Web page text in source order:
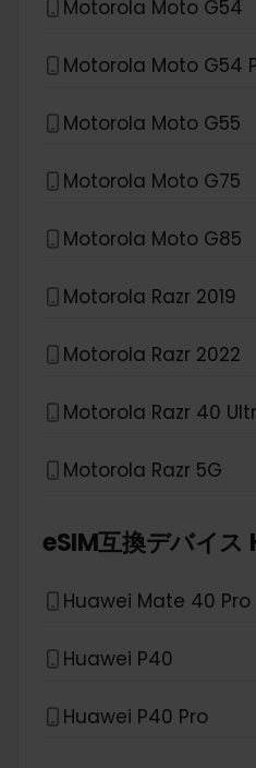
Motorola Moto G54
Motorola Moto G54
Motorola Moto G55
Motorola Moto G75
Motorola Moto G85
Motorola Razr 2019
Motorola Razr 2022
Motorola Razr 40
Motorola Razr 5G
eSIM互換デバイス
Huawei Mate 40 Pro
Huawei P40
Huawei P40 Pro